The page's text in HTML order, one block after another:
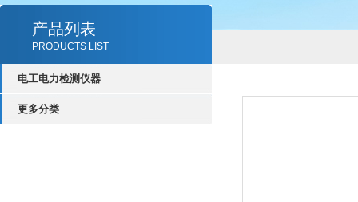
产品列表
PRODUCTS LIST
电工电力检测仪器
更多分类